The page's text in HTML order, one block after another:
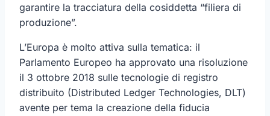
garantire la tracciatura della cosiddetta “filiera di
produzione”.
L’Europa è molto attiva sulla tematica: il
Parlamento Europeo ha approvato una risoluzione
il 3 ottobre 2018 sulle tecnologie di registro
distribuito (Distributed Ledger Technologies, DLT)
avente per tema la creazione della fiducia